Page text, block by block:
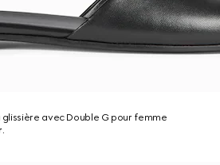
glissière avec Double G pour femme